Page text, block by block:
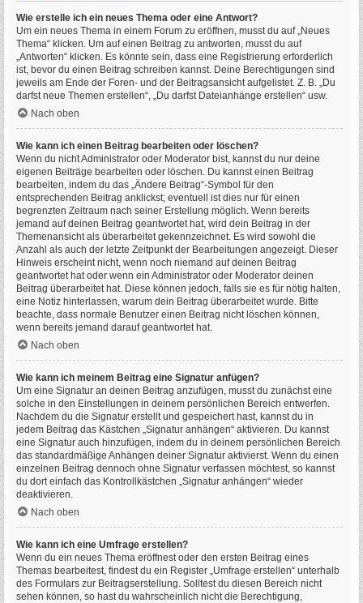
Wie erstelle ich ein neues Thema oder eine Antwort?
Um ein neues Thema in einem Forum zu eröffnen, musst du auf „Neues
Thema“ klicken. Um auf einen Beitrag zu antworten, musst du auf
„Antworten“ klicken. Es könnte sein, dass eine Registrierung erforderlich
ist, bevor du einen Beitrag schreiben kannst. Deine Berechtigungen sind
jeweils am Ende der Foren- und der Beitragsansicht aufgelistet. Z. B. „Du
darfst neue Themen erstellen“, „Du darfst Dateianhänge erstellen“ usw.
Nach oben
Wie kann ich einen Beitrag bearbeiten oder löschen?
Wenn du nicht Administrator oder Moderator bist, kannst du nur deine
eigenen Beiträge bearbeiten oder löschen. Du kannst einen Beitrag
bearbeiten, indem du das „Ändere Beitrag“-Symbol für den
entsprechenden Beitrag anklickst; eventuell ist dies nur für einen
begrenzten Zeitraum nach seiner Erstellung möglich. Wenn bereits
jemand auf deinen Beitrag geantwortet hat, wird dein Beitrag in der
Themenansicht als überarbeitet gekennzeichnet. Es wird sowohl die
Anzahl als auch der letzte Zeitpunkt der Bearbeitungen angezeigt. Dieser
Hinweis erscheint nicht, wenn noch niemand auf deinen Beitrag
geantwortet hat oder wenn ein Administrator oder Moderator deinen
Beitrag überarbeitet hat. Diese können jedoch, falls sie es für nötig halten,
eine Notiz hinterlassen, warum dein Beitrag überarbeitet wurde. Bitte
beachte, dass normale Benutzer einen Beitrag nicht löschen können,
wenn bereits jemand darauf geantwortet hat.
Nach oben
Wie kann ich meinem Beitrag eine Signatur anfügen?
Um eine Signatur an deinen Beitrag anzufügen, musst du zunächst eine
solche in den Einstellungen in deinem persönlichen Bereich entwerfen.
Nachdem du die Signatur erstellt und gespeichert hast, kannst du in
jedem Beitrag das Kästchen „Signatur anhängen“ aktivieren. Du kannst
eine Signatur auch hinzufügen, indem du in deinem persönlichen Bereich
das standardmäßige Anhängen deiner Signatur aktivierst. Wenn du einen
einzelnen Beitrag dennoch ohne Signatur verfassen möchtest, so kannst
du dort einfach das Kontrollkästchen „Signatur anhängen“ wieder
deaktivieren.
Nach oben
Wie kann ich eine Umfrage erstellen?
Wenn du ein neues Thema eröffnest oder den ersten Beitrag eines
Themas bearbeitest, findest du ein Register „Umfrage erstellen“ unterhalb
des Formulars zur Beitragserstellung. Solltest du diesen Bereich nicht
sehen können, so hast du wahrscheinlich nicht die Berechtigung,